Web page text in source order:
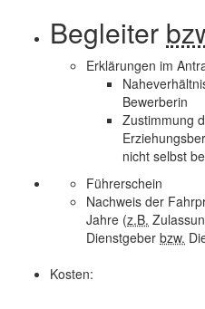
Begleiter
Erklärungen im
Bewerberin
Zustimmung
nicht selbst
Führerschein
Nachweis der
Jahre (z.B.
Dienstgeber bzw.
Kosten: